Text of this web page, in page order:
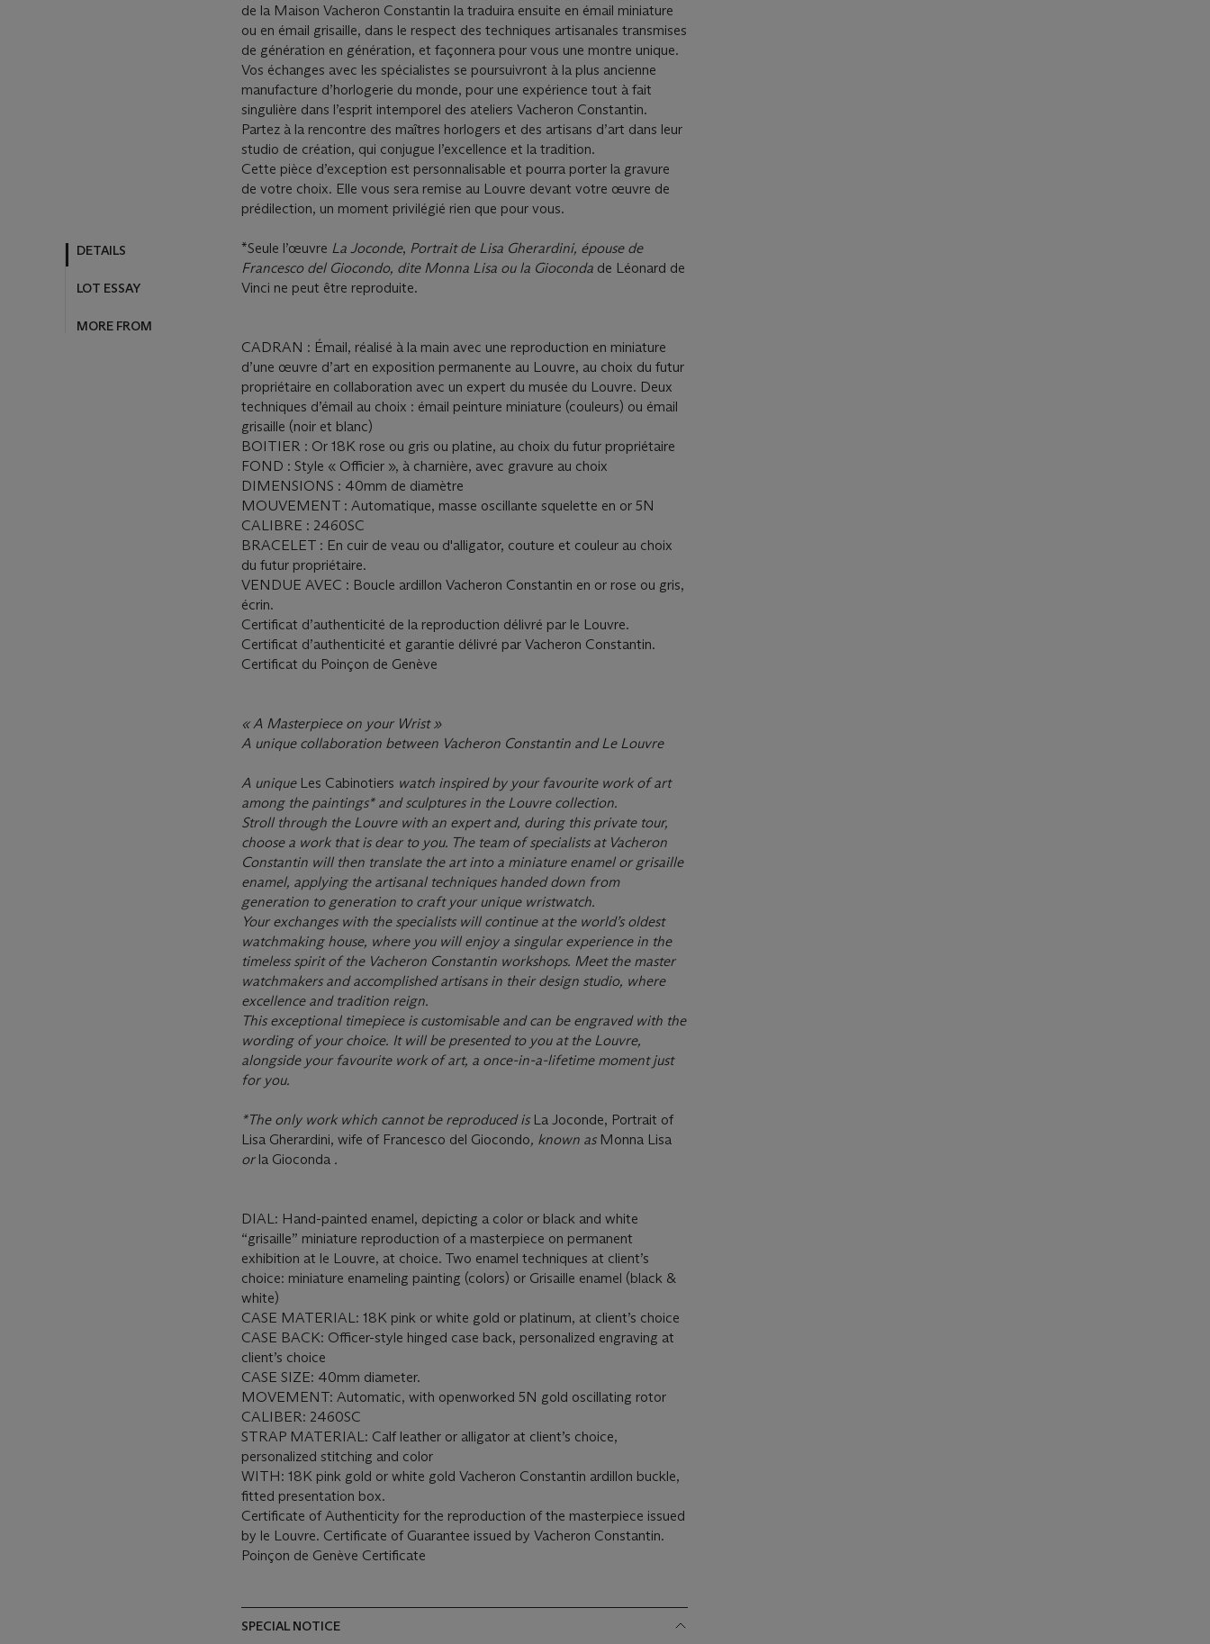
DETAILS
LOT ESSAY
MORE FROM
de la Maison Vacheron Constantin la traduira ensuite en émail miniature
ou en émail grisaille, dans le respect des techniques artisanales transmises
de génération en génération, et façonnera pour vous une montre unique.
Vos échanges avec les spécialistes se poursuivront à la plus ancienne
manufacture d’horlogerie du monde, pour une expérience tout à fait
singulière dans l’esprit intemporel des ateliers Vacheron Constantin.
Partez à la rencontre des maîtres horlogers et des artisans d’art dans leur
studio de création, qui conjugue l’excellence et la tradition.
Cette pièce d’exception est personnalisable et pourra porter la gravure
de votre choix. Elle vous sera remise au Louvre devant votre œuvre de
prédilection, un moment privilégié rien que pour vous.
*Seule l’œuvre La Joconde, Portrait de Lisa Gherardini, épouse de
Francesco del Giocondo, dite Monna Lisa ou la Gioconda de Léonard de
Vinci ne peut être reproduite.
CADRAN : Émail, réalisé à la main avec une reproduction en miniature
d’une œuvre d’art en exposition permanente au Louvre, au choix du futur
propriétaire en collaboration avec un expert du musée du Louvre. Deux
techniques d’émail au choix : émail peinture miniature (couleurs) ou émail
grisaille (noir et blanc)
BOITIER : Or 18K rose ou gris ou platine, au choix du futur propriétaire
FOND : Style « Officier », à charnière, avec gravure au choix
DIMENSIONS : 40mm de diamètre
MOUVEMENT : Automatique, masse oscillante squelette en or 5N
CALIBRE : 2460SC
BRACELET : En cuir de veau ou d'alligator, couture et couleur au choix
du futur propriétaire.
VENDUE AVEC : Boucle ardillon Vacheron Constantin en or rose ou gris,
écrin.
Certificat d’authenticité de la reproduction délivré par le Louvre.
Certificat d’authenticité et garantie délivré par Vacheron Constantin.
Certificat du Poinçon de Genève
« A Masterpiece on your Wrist »
A unique collaboration between Vacheron Constantin and Le Louvre
A unique Les Cabinotiers watch inspired by your favourite work of art
among the paintings* and sculptures in the Louvre collection.
Stroll through the Louvre with an expert and, during this private tour,
choose a work that is dear to you. The team of specialists at Vacheron
Constantin will then translate the art into a miniature enamel or grisaille
enamel, applying the artisanal techniques handed down from
generation to generation to craft your unique wristwatch.
Your exchanges with the specialists will continue at the world’s oldest
watchmaking house, where you will enjoy a singular experience in the
timeless spirit of the Vacheron Constantin workshops. Meet the master
watchmakers and accomplished artisans in their design studio, where
excellence and tradition reign.
This exceptional timepiece is customisable and can be engraved with the
wording of your choice. It will be presented to you at the Louvre,
alongside your favourite work of art, a once-in-a-lifetime moment just
for you.
*The only work which cannot be reproduced is La Joconde, Portrait of
Lisa Gherardini, wife of Francesco del Giocondo, known as Monna Lisa
or la Gioconda .
DIAL: Hand-painted enamel, depicting a color or black and white
“grisaille” miniature reproduction of a masterpiece on permanent
exhibition at le Louvre, at choice. Two enamel techniques at client’s
choice: miniature enameling painting (colors) or Grisaille enamel (black &
white)
CASE MATERIAL: 18K pink or white gold or platinum, at client’s choice
CASE BACK: Officer-style hinged case back, personalized engraving at
client’s choice
CASE SIZE: 40mm diameter.
MOVEMENT: Automatic, with openworked 5N gold oscillating rotor
CALIBER: 2460SC
STRAP MATERIAL: Calf leather or alligator at client’s choice,
personalized stitching and color
WITH: 18K pink gold or white gold Vacheron Constantin ardillon buckle,
fitted presentation box.
Certificate of Authenticity for the reproduction of the masterpiece issued
by le Louvre. Certificate of Guarantee issued by Vacheron Constantin.
Poinçon de Genève Certificate
SPECIAL NOTICE